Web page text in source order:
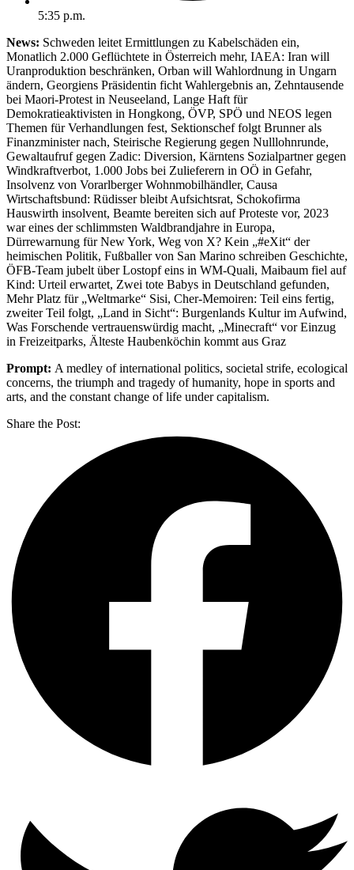
5:35 p.m.
News: Schweden leitet Ermittlungen zu Kabelschäden ein,
Monatlich 2.000 Geflüchtete in Österreich mehr, IAEA: Iran will
Uranproduktion beschränken, Orban will Wahlordnung in Ungarn
ändern, Georgiens Präsidentin ficht Wahlergebnis an, Zehntausende
bei Maori-Protest in Neuseeland, Lange Haft für
Demokratieaktivisten in Hongkong, ÖVP, SPÖ und NEOS legen
Themen für Verhandlungen fest, Sektionschef folgt Brunner als
Finanzminister nach, Steirische Regierung gegen Nulllohnrunde,
Gewaltaufruf gegen Zadic: Diversion, Kärntens Sozialpartner gegen
Windkraftverbot, 1.000 Jobs bei Zulieferern in OÖ in Gefahr,
Insolvenz von Vorarlberger Wohnmobilhändler, Causa
Wirtschaftsbund: Rüdisser bleibt Aufsichtsrat, Schokofirma
Hauswirth insolvent, Beamte bereiten sich auf Proteste vor, 2023
war eines der schlimmsten Waldbrandjahre in Europa,
Dürrewarnung für New York, Weg von X? Kein „#eXit“ der
heimischen Politik, Fußballer von San Marino schreiben Geschichte,
ÖFB-Team jubelt über Lostopf eins in WM-Quali, Maibaum fiel auf
Kind: Urteil erwartet, Zwei tote Babys in Deutschland gefunden,
Mehr Platz für „Weltmarke“ Sisi, Cher-Memoiren: Teil eins fertig,
zweiter Teil folgt, „Land in Sicht“: Burgenlands Kultur im Aufwind,
Was Forschende vertrauenswürdig macht, „Minecraft“ vor Einzug
in Freizeitparks, Älteste Haubenköchin kommt aus Graz
Prompt: A medley of international politics, societal strife, ecological
concerns, the triumph and tragedy of humanity, hope in sports and
arts, and the constant change of life under capitalism.
Share the Post: